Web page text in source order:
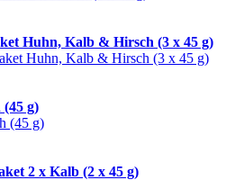
Huhn, Kalb & Hirsch (3 x 45 g)
g)
2 x Kalb (2 x 45 g)